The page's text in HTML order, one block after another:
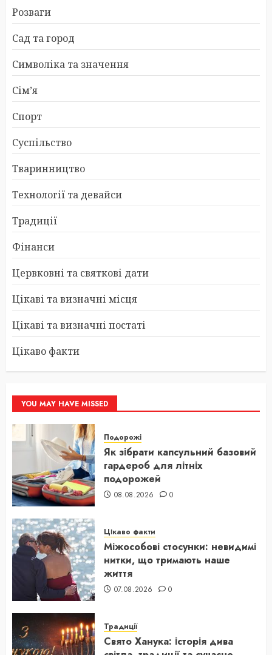
Розваги
Сад та город
Символіка та значення
Сім’я
Спорт
Суспільство
Тваринництво
Технології та девайси
Традиції
Фінанси
Цервковні та святкові дати
Цікаві та визначні місця
Цікаві та визначні постаті
Цікаво факти
YOU MAY HAVE MISSED
Подорожі
Як зібрати капсульний базовий
гардероб для літніх
подорожей
08.08.2026 0
Цікаво факти
Міжособові стосунки: невидимі
нитки, що тримають наше
життя
07.08.2026 0
Традиції
Свято Ханука: історія дива